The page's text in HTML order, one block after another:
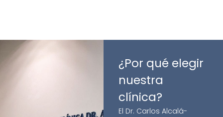
¿Por qué elegir
nuestra
clínica?
El Dr. Carlos Alcalá-